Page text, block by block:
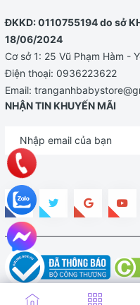
ĐKKD: 0110755194 do sở
18/06/2024
Cơ sở 1: 25 Vũ Phạm Hàm -
Điện thoại: 0936223622
Email:
NHẬN TIN KHUYẾN MÃI
Bản quyền thuộc về TRANG